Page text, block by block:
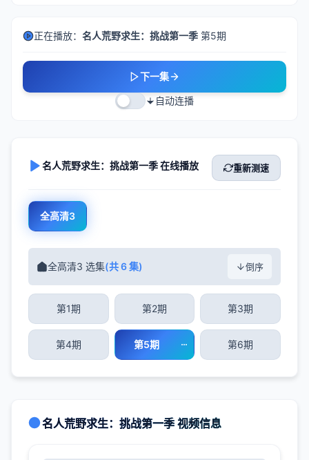
正在播放： 名人荒野求生：挑战第一季 第5期
下一集
自动连播
名人荒野求生：挑战第一季 在线播放 重新测速
全高清3
全高清3 选集(共 6 集) 倒序
第1期 第2期 第3期
第4期 第5期 第6期
名人荒野求生：挑战第一季 视频信息